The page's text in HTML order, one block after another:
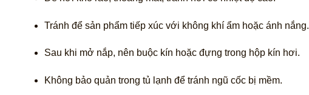
Tránh để sản phẩm tiếp xúc với không khí ẩm hoặc ánh nắng.
Sau khi mở nắp, nên buộc kín hoặc đựng trong hộp kín hơi.
Không bảo quản trong tủ lạnh để tránh ngũ cốc bị mềm.